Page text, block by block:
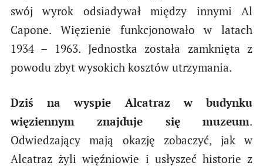
swój wyrok odsiadywał między innymi Al
Capone. Więzienie funkcjonowało w latach
1934 – 1963. Jednostka została zamknięta z
powodu zbyt wysokich kosztów utrzymania.
Dziś na wyspie Alcatraz w budynku
więziennym znajduje się muzeum.
Odwiedzający mają okazję zobaczyć, jak w
Alcatraz żyli więźniowie i usłyszeć historie z